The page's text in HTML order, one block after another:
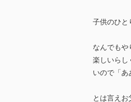
子供のひと
なんでもや
楽しいらし
いので「あ
とは言えお